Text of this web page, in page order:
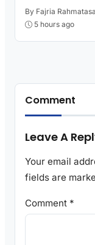
Layanan
By Fajria
5 hours ago
Comment
Leave A
Your email
fields are
Comment *